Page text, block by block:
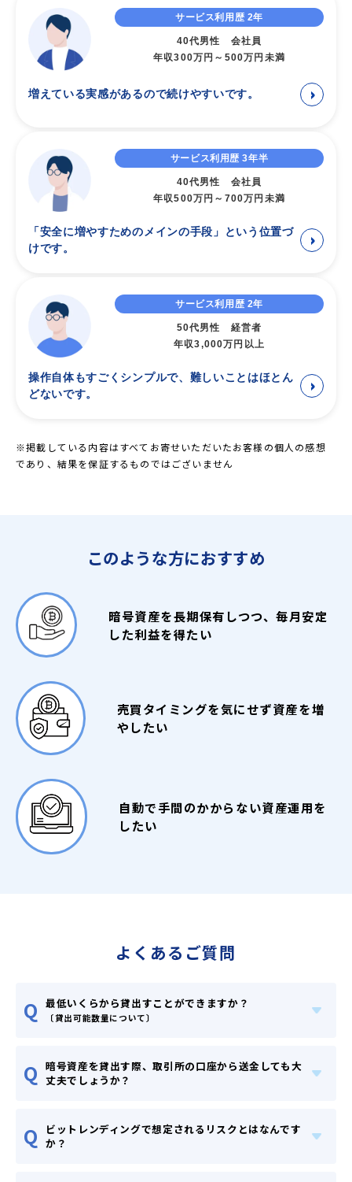
つまり、市場での運用により最大限の収益を追求することを目
的としているため、国内暗号資産取引所のレンディングサービ
スと比較して、お客様へ還元される貸借料率は必然的に高い設
定となります。
他社専門事業者のレンディングサービスとの
業者や運用会社の協力に基づき、独自の運用手法を採用してい
ます。その結果、他社専門事業者が提供するサービスと比較し
ても、高い貸借料率を実現できております。
有力な暗号資産運用ファンドなど、複数の機関と運用に係る契
約を結び、独自のポートフォリオを構築することで、最適なリ
スク・リターンを実現しています。
Fireblocks社は、全世界で数千以上の金融機関を顧客にもち、
業界最高水準のサービスを提供する、ブロックチェーンインフ
ラストラクチャのリーダー企業です。
マルチパーティ計算（MPC）やハードウェア隔離環境
（TEE）、Off-Exchange機能といった先進的なセキュリティソ
のハッキングや破綻によるリスクを軽減。お客様の資産の安全
性を最大限に高めます。
0.00015BTC
ETH Ethereum
(ERC-20)
0.0015ETH
XRP XRP Ledger
USDT（ERC-20）
Ethereum
(ERC-20)
8USDT
（TRC-20）
Tron
USDC （ERC-20）
Ethereum 4DAI
Filecoin 0.001FIL
XNK Ethereum 0.002 XNK
安」との表記になっているのは返還手数料が割り引かれるケ
ースがあるためです。
これは、２つ以上の取引をまとめて返還送金を行う場合や、
貸出暗号資産の返還、紹介報酬の出金に伴う送金手数料につい
料回数は「返還請求」、「紹介報酬出金」の各手続き画面の
「手数料目安」
で確認できます。
詳細
毎年1月1日に無料回数が4回まで回復します。
消えます。
複数請求*の場合、まとめての送金処理となり無料回数は消
費しません。
※「返還請求」と「紹介報酬出金」は別々でカウントされます。
複数請求* ＝ 通貨・受取アドレス・返還予定日が同様の2件目以
降の請求。
お客様の「未来の可能性を広げる」あたらしい資産運用体験を
提供しています。
お客様の資産形成の選択肢を広げ、日本の金融リテラシーと可
能性を次のステージへ導きます。
J-CAMは、より安全かつ透明性あるサービス提供の実現に向け
た深い知見を習得するとともに、サービス価値の向上を図るべ
く、暗号資産関連事業等の環境整備を目的とする会員組織、一
JCBAへの入会を通じて、既存の加入事業者様との連携・協力を
深めることにより、国内の暗号資産関連ビジネス等の環境整備
および健全な発展に貢献していく所存です。
認いただけます。
運用方針
下記の方針に基づき、リスクを効果的に管理しながら、運
ポートフォリオの分散管理
を分散管理しています。定期的にリバランスを行い、
投資比率を目標値に調整することで、リスクを効果的
に管理しています。
運用提携パートナーの選定には、プロジェクトの信頼
性や背後にあるチームも含めて総合的なデューデリジ
投資運用手法の多様化
現するために、投資運用手法やリスクリワードを多様
化しています。これにより、市場の変動に柔軟に対応
し、収益を最大化する努力をしています。
透明性を重視し、運用結果を定期的にご報告し
ています
サービス利用歴 2年
40代男性 会社員
年収300万円～500万円未満
増えている実感があるので続けやすいです。 ＞
サービス利用歴 3年半
40代男性 会社員
年収500万円～700万円未満
「安全に増やすためのメインの手段」という位置づ
けです。
＞
サービス利用歴 2年
50代男性 経営者
年収3,000万円以上
操作自体もすごくシンプルで、難しいことはほとん
どないです。
＞
※掲載している内容はすべてお寄せいただいたお客様の個人の感想
であり、結果を保証するものではございません
このような方におすすめ
暗号資産を長期保有しつつ、毎月安定
した利益を得たい
売買タイミングを気にせず資産を増
やしたい
自動で手間のかからない資産運用を
したい
よくあるご質問
Q 最低いくらから貸出すことができますか？
〔貸出可能数量について〕
Q 暗号資産を貸出す際、取引所の口座から送金しても大
丈夫でしょうか？
Q
ビットレンディングで想定されるリスクとはなんです
か？